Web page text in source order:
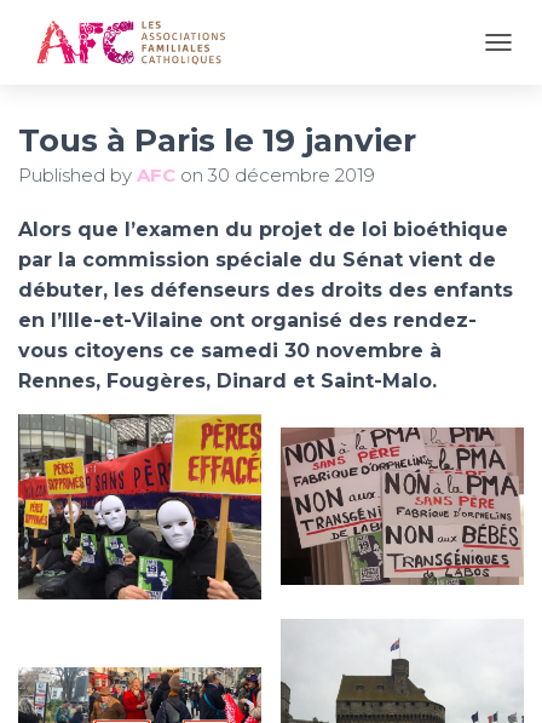
Tous à Paris le 19 janvier
Published by AFC on 30 décembre 2019
Alors que l’examen du projet de loi bioéthique
par la commission spéciale du Sénat vient de
débuter, les défenseurs des droits des enfants
en l’Ille-et-Vilaine ont organisé des rendez-
vous citoyens ce samedi 30 novembre à
Rennes, Fougères, Dinard et Saint-Malo.